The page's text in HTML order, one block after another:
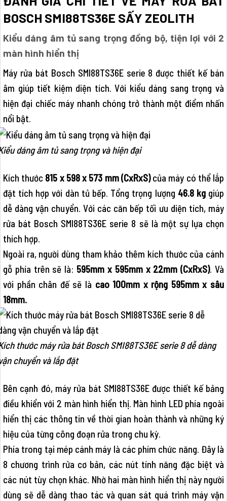
BOSCH SMI88TS36E SẤY ZEOLITH
Kiểu dáng âm tủ sang trọng đồng bộ, tiện lợi với 2
màn hình hiển thị
Máy rửa bát Bosch SMI88TS36E serie 8 được thiết kế bán
âm giúp tiết kiệm diện tích. Với kiểu dáng sang trọng và
hiện đại chiếc máy nhanh chóng trở thành một điểm nhấn
nổi bật.
dáng âm tủ sang trọng và hiện đại
Kích thước 815 x 598 x 573 mm (CxRxS)của máy có thể lắp
đặt tích hợp với dàn tủ bếp. Tổng trọng lượng 46.8 kggiúp
dễ dàng vận chuyển. Với các căn bếp tối ưu diện tích, máy
rửa bát Bosch SMI88TS36E serie 8 sẽ là một sự lựa chọn
thích hợp.
Ngoài ra, người dùng tham khảo thêm kích thước của cánh
gỗ phía trên sẽ là: 595mm x 595mm x 22mm (CxRxS). Và
với phần chân đế sẽ là cao 100mm x rộng 595mm x sâu
18mm.
thước máy rửa bát Bosch SMI88TS36E serie 8 dễ dàng
chuyển và lắp đặt
Bên cạnh đó, máy rửa bát SMI88TS36E được thiết kế bảng
điều khiển với 2 màn hình hiển thị. Màn hình LED phía ngoài
hiển thị các thông tin về thời gian hoàn thành và những ký
hiệu của từng công đoạn rửa trong chu kỳ.
Phía trong tại mép cánh máy là các phím chức năng. Đây là
8 chương trình rửa cơ bản, các nút tính năng đặc biệt và
các nút tùy chọn khác. Nhờ hai màn hình hiển thị này người
dùng sẽ dễ dàng thao tác và quan sát quá trình máy vận